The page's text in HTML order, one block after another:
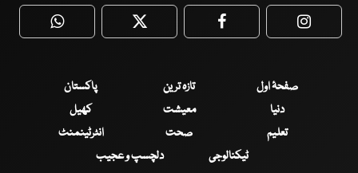
WhatsApp Twitter Facebook
صفحۂ اول تازہ ترین
پاکستان
دنیا
معیشت
کھیل
تعلیم
صحت
انٹرٹینمنٹ
ٹیکنالوجی
دلچسپ و عجیب